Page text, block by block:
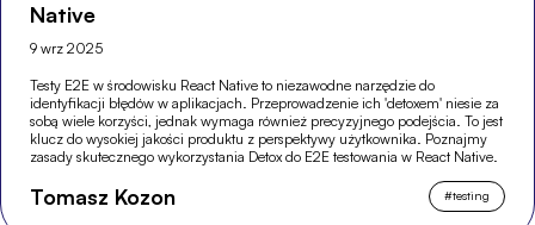
Native
9 wrz 2025
Testy E2E w środowisku React Native to niezawodne narzędzie do
identyfikacji błędów w aplikacjach. Przeprowadzenie ich 'detoxem' niesie za
sobą wiele korzyści, jednak wymaga również precyzyjnego podejścia. To jest
klucz do wysokiej jakości produktu z perspektywy użytkownika. Poznajmy
zasady skutecznego wykorzystania Detox do E2E testowania w React Native.
Tomasz Kozon #testing